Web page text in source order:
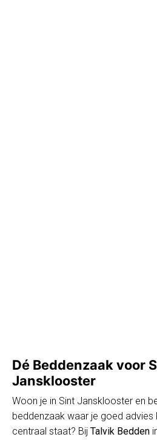
Dé Beddenzaak voor
Jansklooster
Woon je in Sint Jansklooster en
beddenzaak waar je goed advies
centraal staat? Bij Talvik Bedden